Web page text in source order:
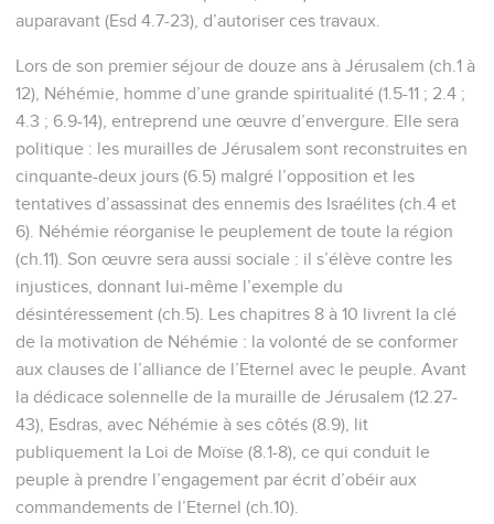
auparavant (Esd 4.7-23), d’autoriser ces travaux.
Lors de son premier séjour de douze ans à Jérusalem (ch.1 à
12), Néhémie, homme d’une grande spiritualité (1.5-11 ; 2.4 ;
4.3 ; 6.9-14), entreprend une œuvre d’envergure. Elle sera
politique : les murailles de Jérusalem sont reconstruites en
cinquante-deux jours (6.5) malgré l’opposition et les
tentatives d’assassinat des ennemis des Israélites (ch.4 et
6). Néhémie réorganise le peuplement de toute la région
(ch.11). Son œuvre sera aussi sociale : il s’élève contre les
injustices, donnant lui-même l’exemple du
désintéressement (ch.5). Les chapitres 8 à 10 livrent la clé
de la motivation de Néhémie : la volonté de se conformer
aux clauses de l’alliance de l’Eternel avec le peuple. Avant
la dédicace solennelle de la muraille de Jérusalem (12.27-
43), Esdras, avec Néhémie à ses côtés (8.9), lit
publiquement la Loi de Moïse (8.1-8), ce qui conduit le
peuple à prendre l’engagement par écrit d’obéir aux
commandements de l’Eternel (ch.10).